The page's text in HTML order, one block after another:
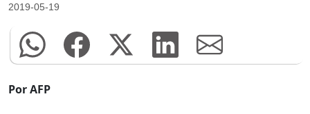
2019-05-19
Por AFP